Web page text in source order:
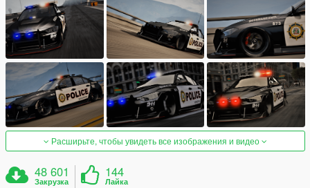
Расширьте, чтобы увидеть все изображения и видео
48 601
Закрузка
144
Лайка